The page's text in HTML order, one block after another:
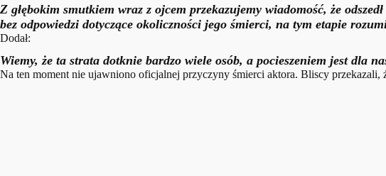
Z głębokim smutkiem wraz z ojcem przekazujemy wiadomość, że
bez odpowiedzi dotyczące okoliczności jego śmierci, na tym etapie
Dodał:
Wiemy, że ta strata dotknie bardzo wiele osób, a pocieszeniem jest dla
Na ten moment nie ujawniono oficjalnej przyczyny śmierci aktora. Bliscy